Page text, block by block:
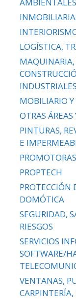
LOGÍSTICA,
MAQUINARIA,
MOBILIARIO
OTRAS ÁREAS
PINTURAS,
E
PROMOTORAS
PROPTECH
PROTECCIÓN
DOMÓTICA
SEGURIDAD,
RIESGOS
SERVICIOS
SOFTWARE/
VENTANAS,